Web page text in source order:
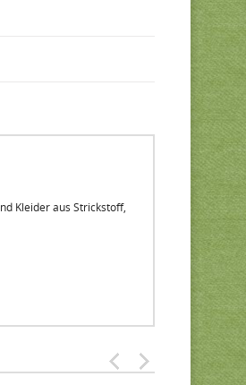
Kleider aus Strickstoff,